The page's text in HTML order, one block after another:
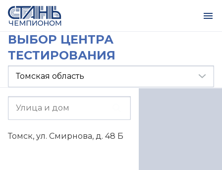
ВЫБОР ЦЕНТРА
ТЕСТИРОВАНИЯ
Томск, ул. Смирнова, д. 48 Б